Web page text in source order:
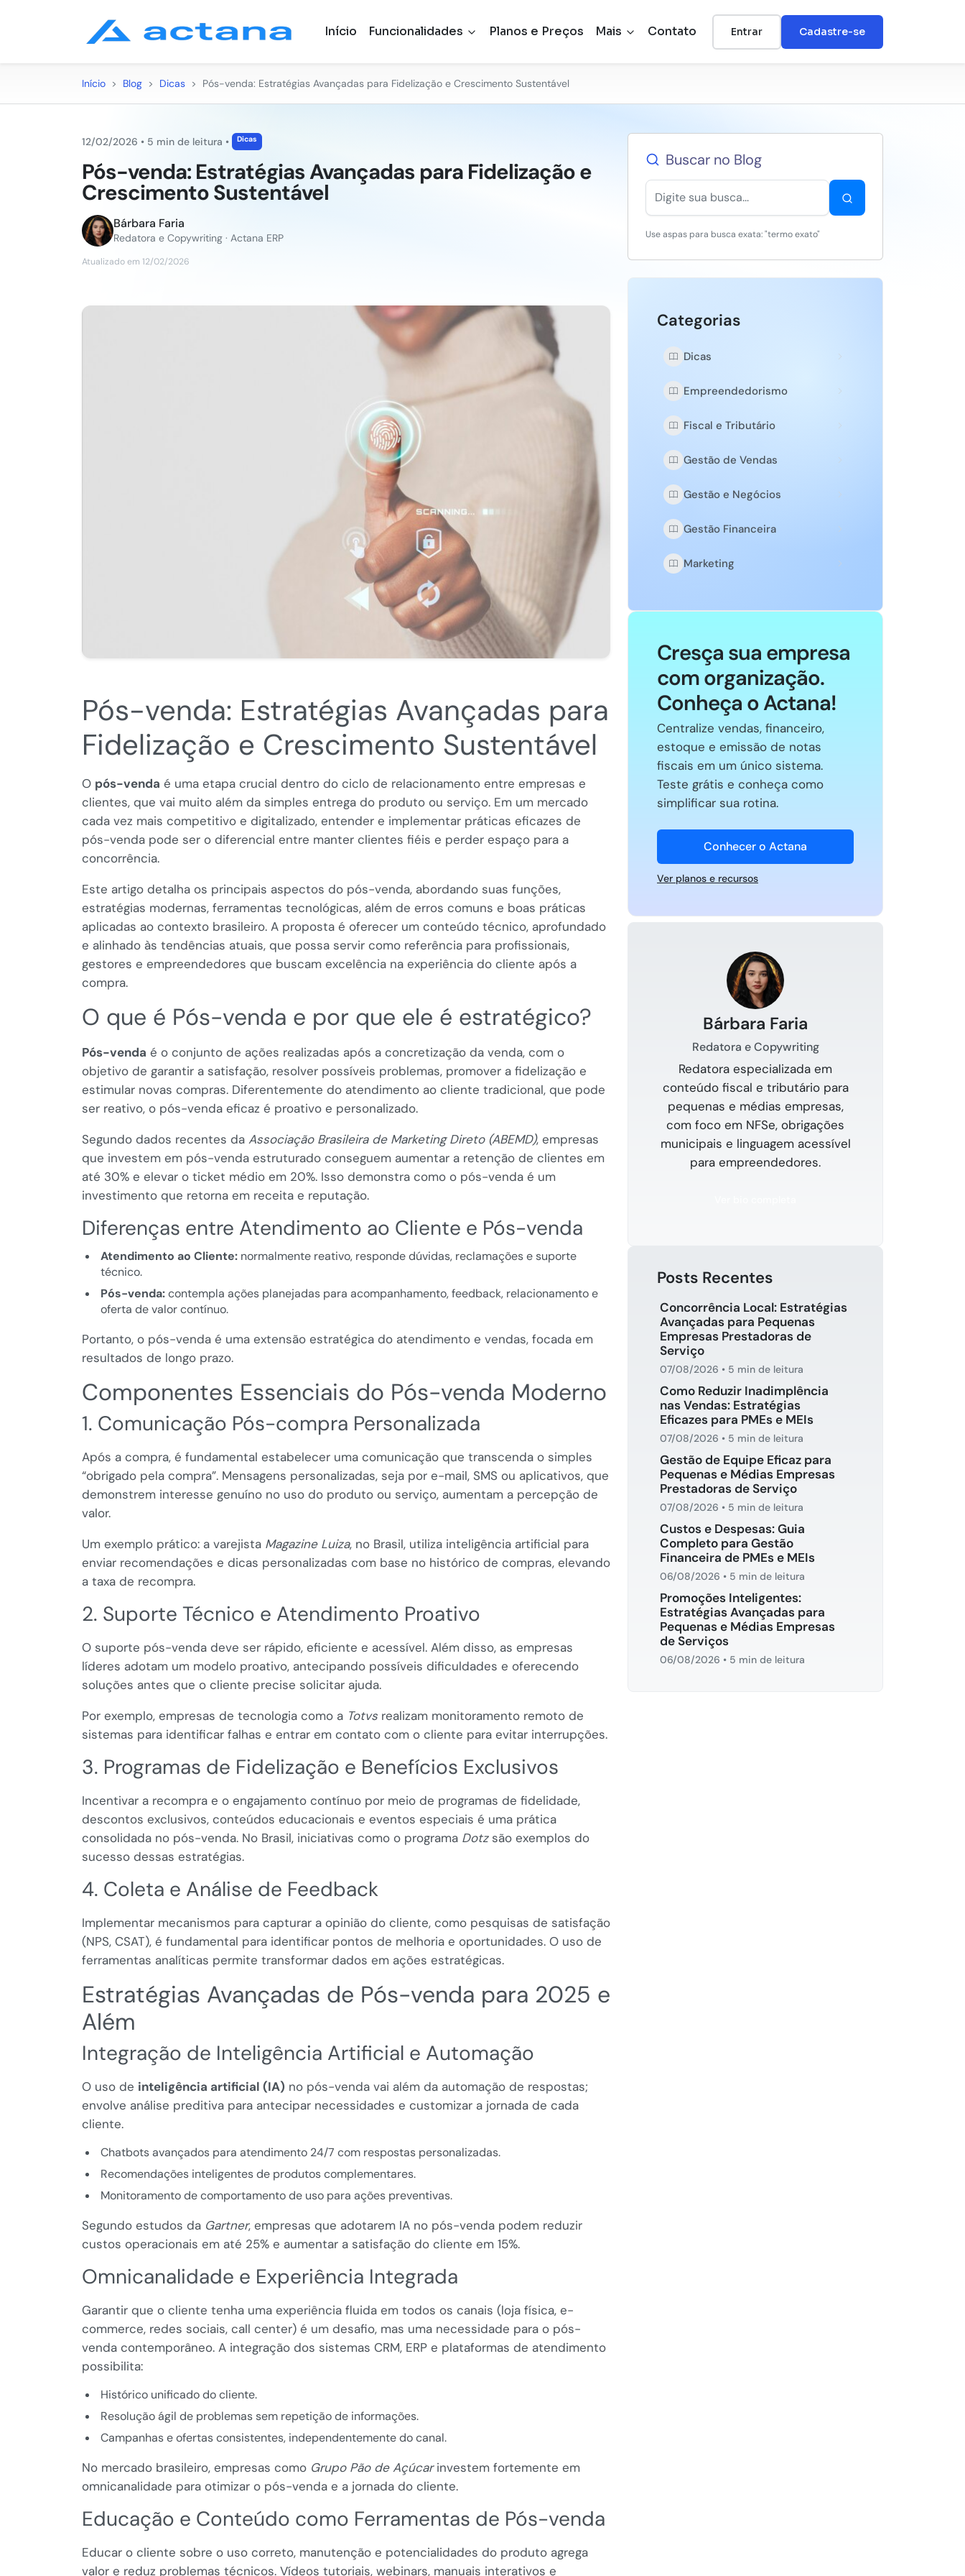
Início Funcionalidades Planos e Preços Mais Contato Entrar Cadastre-se
Início > Blog > Dicas > Pós-venda: Estratégias Avançadas para Fidelização e Crescimento Sustentável
12/02/2026 • 5 min de leitura • Dicas
Pós-venda: Estratégias Avançadas para Fidelização e
Crescimento Sustentável
Bárbara Faria
Redatora e Copywriting · Actana ERP
Atualizado em 12/02/2026
Pós-venda: Estratégias Avançadas para
Fidelização e Crescimento Sustentável
O pós-venda é uma etapa crucial dentro do ciclo de relacionamento entre empresas e
clientes, que vai muito além da simples entrega do produto ou serviço. Em um mercado
cada vez mais competitivo e digitalizado, entender e implementar práticas eficazes de
pós-venda pode ser o diferencial entre manter clientes fiéis e perder espaço para a
concorrência.
Este artigo detalha os principais aspectos do pós-venda, abordando suas funções,
estratégias modernas, ferramentas tecnológicas, além de erros comuns e boas práticas
aplicadas ao contexto brasileiro. A proposta é oferecer um conteúdo técnico, aprofundado
e alinhado às tendências atuais, que possa servir como referência para profissionais,
gestores e empreendedores que buscam excelência na experiência do cliente após a
compra.
O que é Pós-venda e por que ele é estratégico?
Pós-venda é o conjunto de ações realizadas após a concretização da venda, com o
objetivo de garantir a satisfação, resolver possíveis problemas, promover a fidelização e
estimular novas compras. Diferentemente do atendimento ao cliente tradicional, que pode
ser reativo, o pós-venda eficaz é proativo e personalizado.
Segundo dados recentes da Associação Brasileira de Marketing Direto (ABEMD), empresas
que investem em pós-venda estruturado conseguem aumentar a retenção de clientes em
até 30% e elevar o ticket médio em 20%. Isso demonstra como o pós-venda é um
investimento que retorna em receita e reputação.
Diferenças entre Atendimento ao Cliente e Pós-venda
Atendimento ao Cliente:normalmente reativo, responde dúvidas, reclamações e suporte
técnico.
Pós-venda:contempla ações planejadas para acompanhamento, feedback, relacionamento e
oferta de valor contínuo.
Portanto, o pós-venda é uma extensão estratégica do atendimento e vendas, focada em
resultados de longo prazo.
Componentes Essenciais do Pós-venda Moderno
1. Comunicação Pós-compra Personalizada
Após a compra, é fundamental estabelecer uma comunicação que transcenda o simples
“obrigado pela compra”. Mensagens personalizadas, seja por e-mail, SMS ou aplicativos, que
demonstrem interesse genuíno no uso do produto ou serviço, aumentam a percepção de
valor.
Um exemplo prático: a varejista Magazine Luiza, no Brasil, utiliza inteligência artificial para
enviar recomendações e dicas personalizadas com base no histórico de compras, elevando
a taxa de recompra.
2. Suporte Técnico e Atendimento Proativo
O suporte pós-venda deve ser rápido, eficiente e acessível. Além disso, as empresas
líderes adotam um modelo proativo, antecipando possíveis dificuldades e oferecendo
soluções antes que o cliente precise solicitar ajuda.
Por exemplo, empresas de tecnologia como a Totvs realizam monitoramento remoto de
sistemas para identificar falhas e entrar em contato com o cliente para evitar interrupções.
3. Programas de Fidelização e Benefícios Exclusivos
Incentivar a recompra e o engajamento contínuo por meio de programas de fidelidade,
descontos exclusivos, conteúdos educacionais e eventos especiais é uma prática
consolidada no pós-venda. No Brasil, iniciativas como o programa Dotzsão exemplos do
sucesso dessas estratégias.
4. Coleta e Análise de Feedback
Implementar mecanismos para capturar a opinião do cliente, como pesquisas de satisfação
(NPS, CSAT), é fundamental para identificar pontos de melhoria e oportunidades. O uso de
ferramentas analíticas permite transformar dados em ações estratégicas.
Estratégias Avançadas de Pós-venda para 2025 e
Além
Integração de Inteligência Artificial e Automação
O uso de inteligência artificial (IA) no pós-venda vai além da automação de respostas;
envolve análise preditiva para antecipar necessidades e customizar a jornada de cada
cliente.
Chatbots avançados para atendimento 24/7 com respostas personalizadas.
Recomendações inteligentes de produtos complementares.
Monitoramento de comportamento de uso para ações preventivas.
Segundo estudos da Gartner, empresas que adotarem IA no pós-venda podem reduzir
custos operacionais em até 25% e aumentar a satisfação do cliente em 15%.
Omnicanalidade e Experiência Integrada
Garantir que o cliente tenha uma experiência fluida em todos os canais (loja física, e-
commerce, redes sociais, call center) é um desafio, mas uma necessidade para o pós-
venda contemporâneo. A integração dos sistemas CRM, ERP e plataformas de atendimento
possibilita:
Histórico unificado do cliente.
Resolução ágil de problemas sem repetição de informações.
Campanhas e ofertas consistentes, independentemente do canal.
No mercado brasileiro, empresas como Grupo Pão de Açúcarinvestem fortemente em
omnicanalidade para otimizar o pós-venda e a jornada do cliente.
Educação e Conteúdo como Ferramentas de Pós-venda
Educar o cliente sobre o uso correto, manutenção e potencialidades do produto agrega
valor e reduz problemas técnicos. Vídeos tutoriais, webinars, manuais interativos e
Buscar no Blog
Use aspas para busca exata: "termo exato"
Categorias
Dicas
Empreendedorismo
Fiscal e Tributário
Gestão de Vendas
Gestão e Negócios
Gestão Financeira
Marketing
Cresça sua empresa
com organização.
Conheça o Actana!
Centralize vendas, financeiro,
estoque e emissão de notas
fiscais em um único sistema.
Teste grátis e conheça como
simplificar sua rotina.
Conhecer o Actana
Ver planos e recursos
Bárbara Faria
Redatora e Copywriting
Redatora especializada em
conteúdo fiscal e tributário para
pequenas e médias empresas,
com foco em NFSe, obrigações
municipais e linguagem acessível
para empreendedores.
Posts Recentes
Concorrência Local: Estratégias
Avançadas para Pequenas
Empresas Prestadoras de
Serviço
07/08/2026 • 5 min de leitura
Como Reduzir Inadimplência
nas Vendas: Estratégias
Eficazes para PMEs e MEIs
07/08/2026 • 5 min de leitura
Gestão de Equipe Eficaz para
Pequenas e Médias Empresas
Prestadoras de Serviço
07/08/2026 • 5 min de leitura
Custos e Despesas: Guia
Completo para Gestão
Financeira de PMEs e MEIs
06/08/2026 • 5 min de leitura
Promoções Inteligentes:
Estratégias Avançadas para
Pequenas e Médias Empresas
de Serviços
06/08/2026 • 5 min de leitura